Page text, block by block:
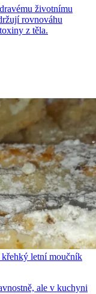
životnímu
rovnováhu
z těla.
letní moučník
ale v kuchyni